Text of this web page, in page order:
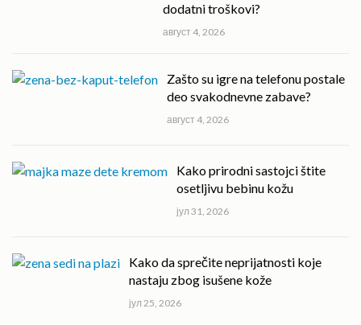
dodatni troškovi?
август 4, 2026
Zašto su igre na telefonu postale
deo svakodnevne zabave?
август 4, 2026
Kako prirodni sastojci štite
osetljivu bebinu kožu
јул 31, 2026
Kako da sprečite neprijatnosti koje
nastaju zbog isušene kože
јул 25, 2026